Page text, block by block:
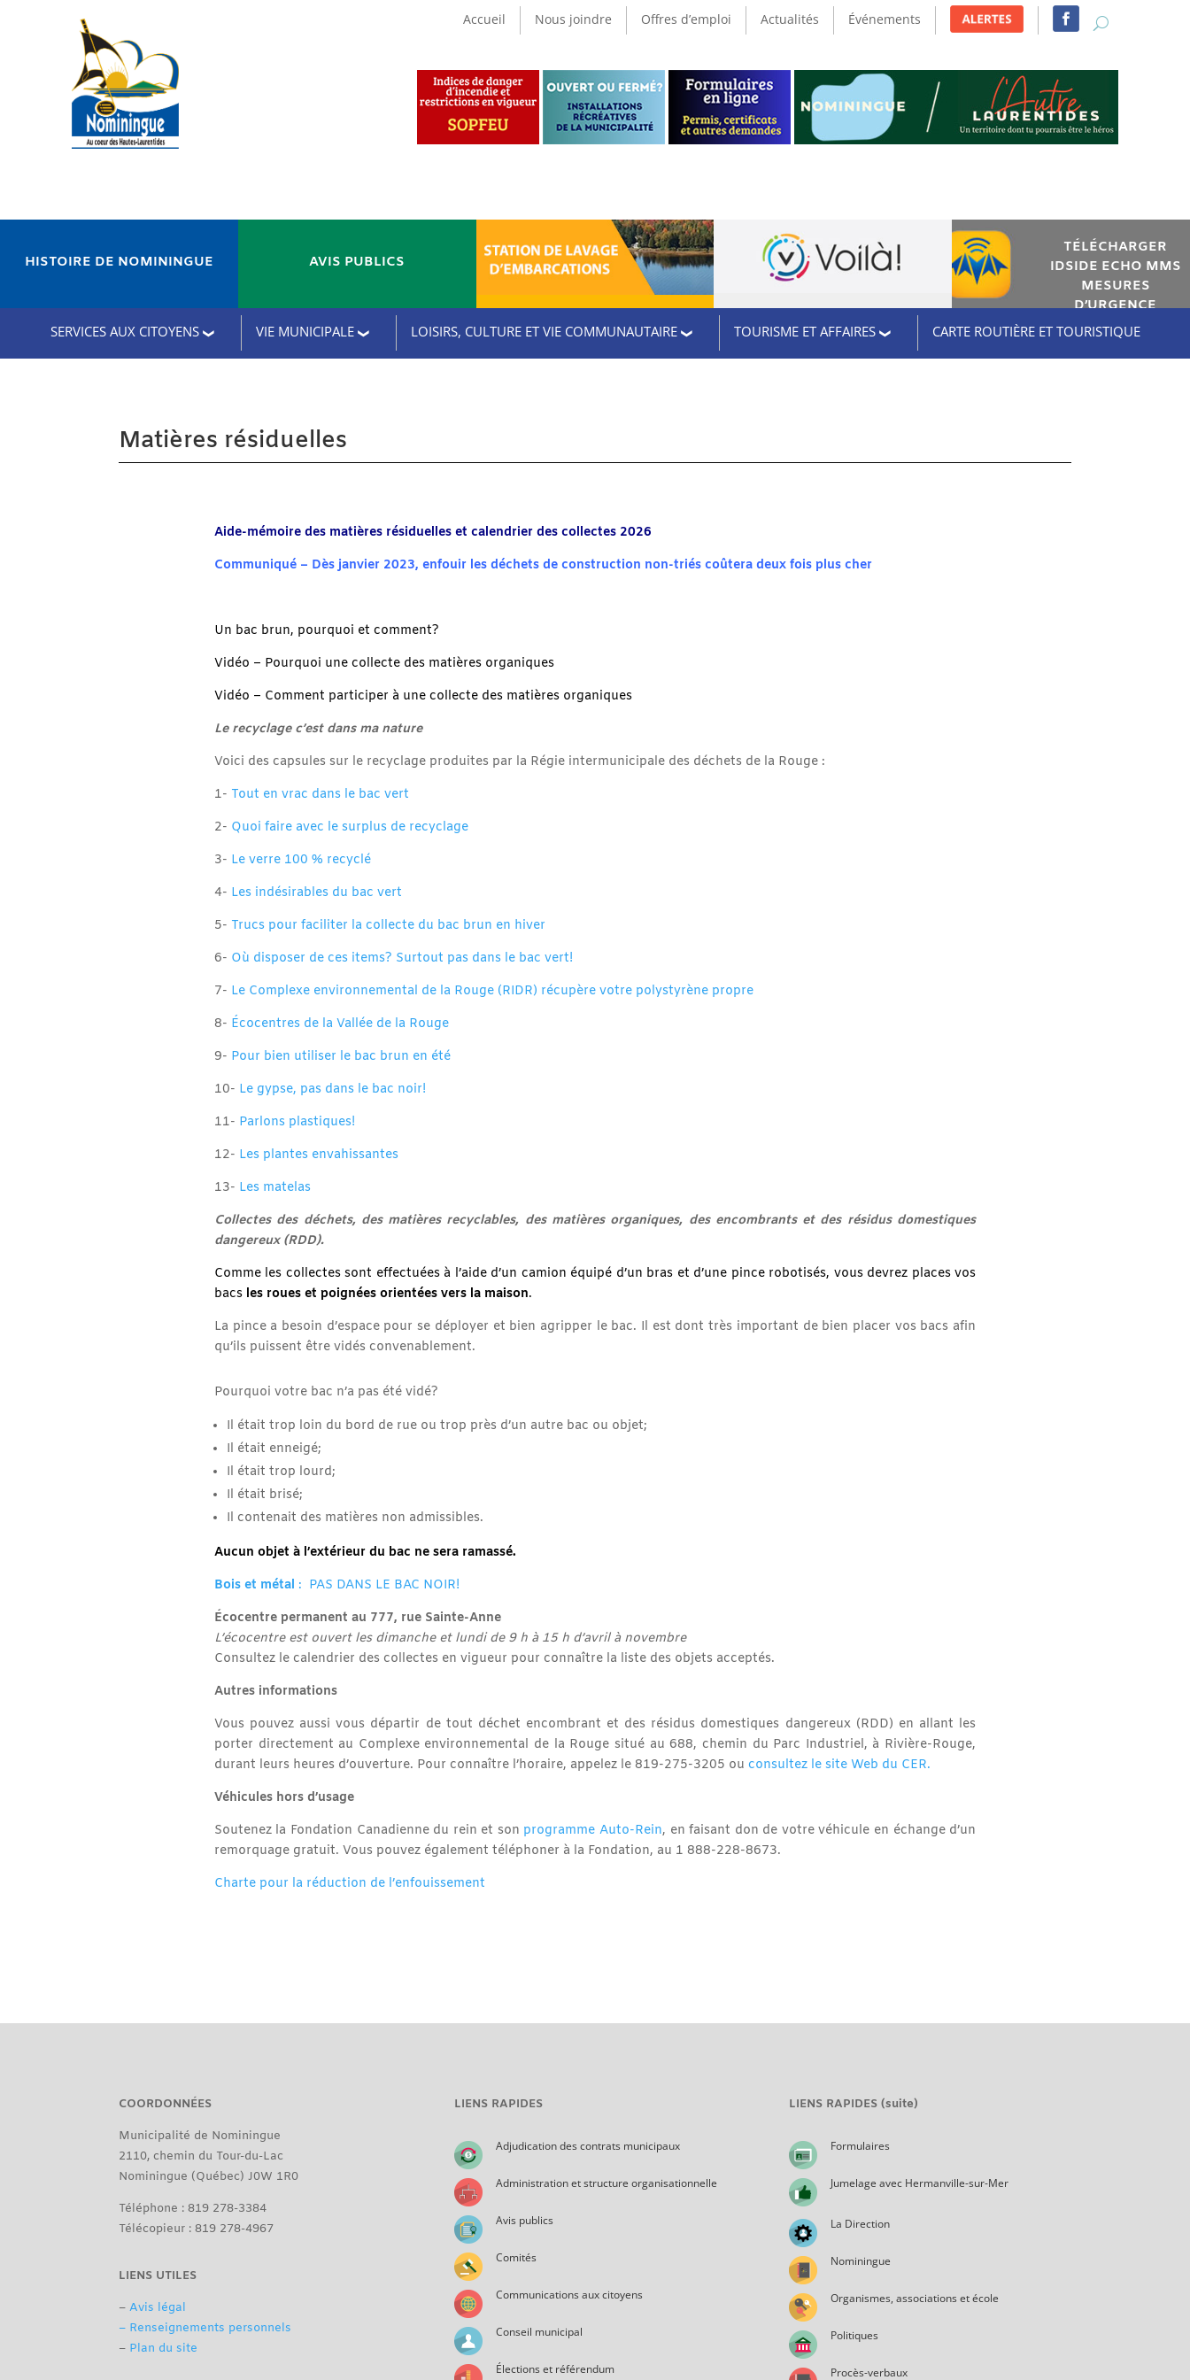
Accueil Nous joindre Offres d’emploi Actualités Événements
HISTOIRE DE NOMININGUE AVIS PUBLICS
TÉLÉCHARGER
IDSIDE ECHO MMS
MESURES
D’URGENCE
SERVICES AUX CITOYENS
VIE MUNICIPALE LOISIRS, CULTURE ET VIE COMMUNAUTAIRE TOURISME ET AFFAIRES CARTE ROUTIÈRE ET TOURISTIQUE
Matières résiduelles
Aide-mémoire des matières résiduelles et calendrier des collectes 2026
Communiqué – Dès janvier 2023, enfouir les déchets de construction non-triés coûtera deux fois plus cher
Un bac brun, pourquoi et comment?
Vidéo – Pourquoi une collecte des matières organiques
Vidéo – Comment participer à une collecte des matières organiques
Le recyclage c’est dans ma nature
Voici des capsules sur le recyclage produites par la Régie intermunicipale des déchets de la Rouge :
1- Tout en vrac dans le bac vert
2- Quoi faire avec le surplus de recyclage
3- Le verre 100 % recyclé
4- Les indésirables du bac vert
5- Trucs pour faciliter la collecte du bac brun en hiver
6- Où disposer de ces items? Surtout pas dans le bac vert!
7- Le Complexe environnemental de la Rouge (RIDR) récupère votre polystyrène propre
8- Écocentres de la Vallée de la Rouge
9- Pour bien utiliser le bac brun en été
10- Le gypse, pas dans le bac noir!
11- Parlons plastiques!
12- Les plantes envahissantes
13- Les matelas
Collectes des déchets, des matières recyclables, des matières organiques, des encombrants et des résidus domestiques
dangereux (RDD).
Comme les collectes sont effectuées à l’aide d’un camion équipé d’un bras et d’une pince robotisés, vous devrez places vos
bacs les roues et poignées orientées vers la maison.
La pince a besoin d’espace pour se déployer et bien agripper le bac. Il est dont très important de bien placer vos bacs afin
qu’ils puissent être vidés convenablement.
Pourquoi votre bac n’a pas été vidé?
Il était trop loin du bord de rue ou trop près d’un autre bac ou objet;
Il était enneigé;
Il était trop lourd;
Il était brisé;
Il contenait des matières non admissibles.
Aucun objet à l’extérieur du bac ne sera ramassé.
Bois et métal : PAS DANS LE BAC NOIR!
Écocentre permanent au 777, rue Sainte-Anne
L’écocentre est ouvert les dimanche et lundi de 9 h à 15 h d’avril à novembre
Consultez le calendrier des collectes en vigueur pour connaître la liste des objets acceptés.
Autres informations
Vous pouvez aussi vous départir de tout déchet encombrant et des résidus domestiques dangereux (RDD) en allant les
porter directement au Complexe environnemental de la Rouge situé au 688, chemin du Parc Industriel, à Rivière-Rouge,
durant leurs heures d’ouverture. Pour connaître l’horaire, appelez le 819-275-3205 ou consultez le site Web du CER.
Véhicules hors d’usage
Soutenez la Fondation Canadienne du rein et son programme Auto-Rein, en faisant don de votre véhicule en échange d’un
remorquage gratuit. Vous pouvez également téléphoner à la Fondation, au 1 888-228-8673.
Charte pour la réduction de l’enfouissement
COORDONNÉES
Municipalité de Nominingue
2110, chemin du Tour-du-Lac
Nominingue (Québec) J0W 1R0
Téléphone : 819 278-3384
Télécopieur : 819 278-4967
LIENS UTILES
–Avis légal
– Renseignements personnels
– Plan du site
LIENS RAPIDES
Adjudication des contrats municipaux
Administration et structure organisationnelle
Avis publics
Comités
Communications aux citoyens
Conseil municipal
Élections et référendum
LIENS RAPIDES (suite)
Formulaires
Jumelage avec Hermanville-sur-Mer
La Direction
Nominingue
Organismes, associations et école
Politiques
Procès-verbaux